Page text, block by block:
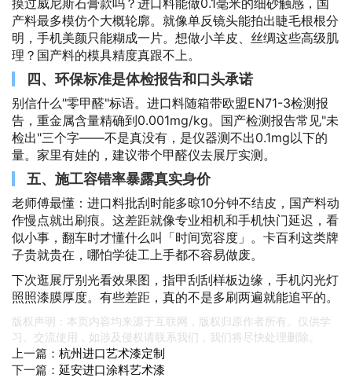
摸过威尼斯石膏款吗？进口料能做0.1毫米的细砂触感，国
产料最多模仿个大概轮廓。就像单反镜头能拍出睫毛根根分
明，手机美颜只能糊成一片。想做小羊皮、丝绸这些高级肌
理？国产料的模具精度真跟不上。
四、环保标准是体检报告和口头承诺
别信什么"零甲醛"标语。进口料随箱带欧盟EN71-3检测报
告，重金属含量精确到0.001mg/kg。国产检测报告常见"未
检出"三个字——不是真没有，是仪器测不出0.1mg以下的
量。家里有娃的，建议带个甲醛仪去展厅实测。
五、施工容错率暴露真实身价
老师傅最懂：进口料批刮时能多晾10分钟不结皮，国产料动
作慢点就出刷痕。这差距就像专业相机和手机快门延迟，看
似小事，翻车时才懂什么叫「时间宽容度」。卡百利这类牌
子贵就贵在，哪怕学徒工上手都不容易做废。
下次逛展厅别光看效果图，指甲刮刮样板边缘，手机闪光灯
照照漆膜厚度。有些差距，真的不是多刷两遍就能追平的。
版权声明：本页内容均来源于互联网，版权归原作者所有。仅供学
习、交流使用，如涉及侵权请联系我们，我们将尽快处理删除。
上一篇： 杭州进口艺术漆定制
下一篇： 延安进口涂料艺术漆